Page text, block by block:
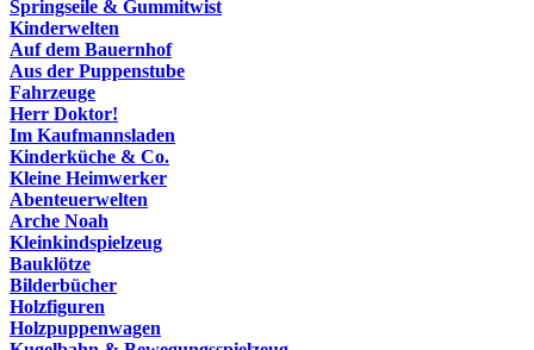
Springseile & Gummitwist
Kinderwelten
Auf dem Bauernhof
Aus der Puppenstube
Fahrzeuge
Herr Doktor!
Im Kaufmannsladen
Kinderküche & Co.
Kleine Heimwerker
Abenteuerwelten
Arche Noah
Kleinkindspielzeug
Bauklötze
Bilderbücher
Holzfiguren
Holzpuppenwagen